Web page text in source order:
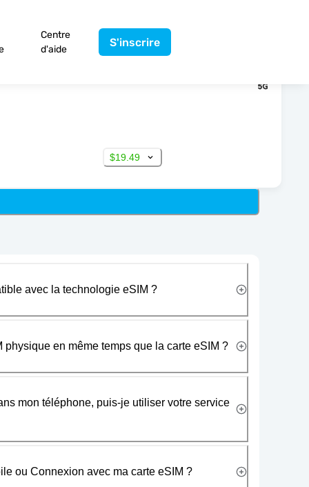
Centre
d'aide
S'inscrire
$19.49
avec la technologie eSIM ?
physique en même temps que la carte eSIM ?
mon téléphone, puis-je utiliser votre service
ou Connexion avec ma carte eSIM ?